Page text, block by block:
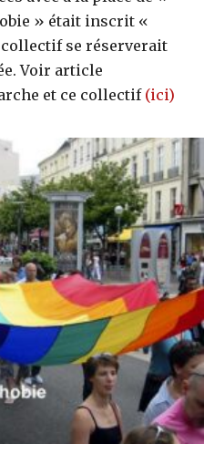
» était inscrit «
se réserverait
Voir article
et ce collectif(ici)